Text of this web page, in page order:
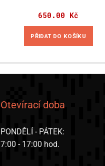
650.00 Kč
PŘIDAT DO KOŠÍKU
Otevírací doba
PONDĚLÍ - PÁTEK:
7:00 - 17:00 hod.